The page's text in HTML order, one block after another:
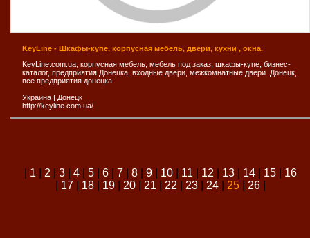
KeyLine - Шкафы-купе, корпусная мебель, двери, кухни , окна.
KeyLine.com.ua, корпусная мебель, мебель под заказ, шкафы-купе, бизнес-
каталог, предприятия Донецка, входные двери, межкомнатные двери. Донецк,
все предприятия донецка
Украина
Донецк
http://keyline.com.ua/
1 2 3| 4| 5| 6| 7| 8| 9| 10| 11 12 13| 14| 15| 16
17| 18| 19| 20| 21 22 23| 24| 25| 26|